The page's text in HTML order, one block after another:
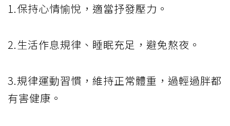
1.保持心情愉悅，適當抒發壓力。
2.生活作息規律、睡眠充足，避免熬夜。
3.規律運動習慣，維持正常體重，過輕過胖都
有害健康。